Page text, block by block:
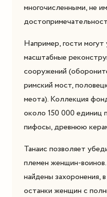
многочисленными, не
Например, гости
масштабные
сооружений
римский мост,
меота). Коллекция
около 150 000 единиц
пифосы, древнюю
Танаис позволяет
племен женщин-
найдены захоронения,
останки женщин с